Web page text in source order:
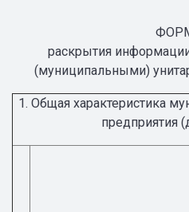
раскрытия
(муниципальными)
1. Общая характеристика
предприятия